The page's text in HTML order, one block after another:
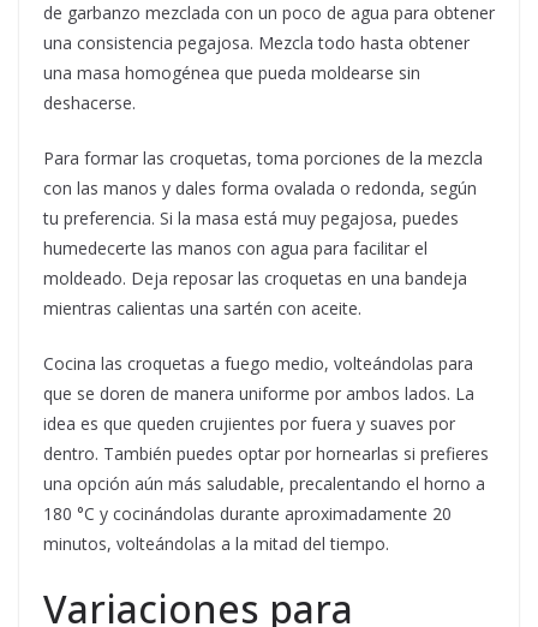
de garbanzo mezclada con un poco de agua para obtener
una consistencia pegajosa. Mezcla todo hasta obtener
una masa homogénea que pueda moldearse sin
deshacerse.
Para formar las croquetas, toma porciones de la mezcla
con las manos y dales forma ovalada o redonda, según
tu preferencia. Si la masa está muy pegajosa, puedes
humedecerte las manos con agua para facilitar el
moldeado. Deja reposar las croquetas en una bandeja
mientras calientas una sartén con aceite.
Cocina las croquetas a fuego medio, volteándolas para
que se doren de manera uniforme por ambos lados. La
idea es que queden crujientes por fuera y suaves por
dentro. También puedes optar por hornearlas si prefieres
una opción aún más saludable, precalentando el horno a
180 °C y cocinándolas durante aproximadamente 20
minutos, volteándolas a la mitad del tiempo.
Variaciones para